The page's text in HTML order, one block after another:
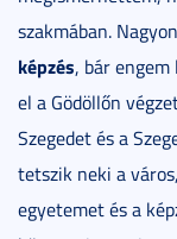
szakmában. Nagyon
képzés, bár
el a Gödöllőn
Szegedet és a
tetszik neki a
egyetemet és a